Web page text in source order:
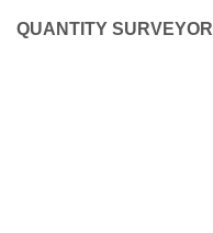
QUANTITY SURVEYOR